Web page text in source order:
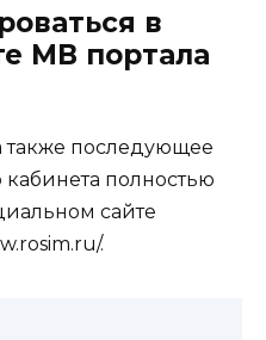
в
МВ портала
также последующее
полностью
сайте
.